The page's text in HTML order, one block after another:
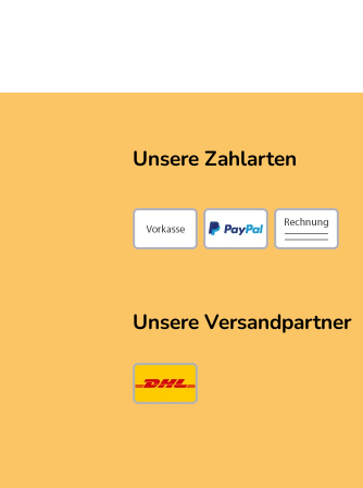
Unsere Zahlarten
Unsere Versandpartner